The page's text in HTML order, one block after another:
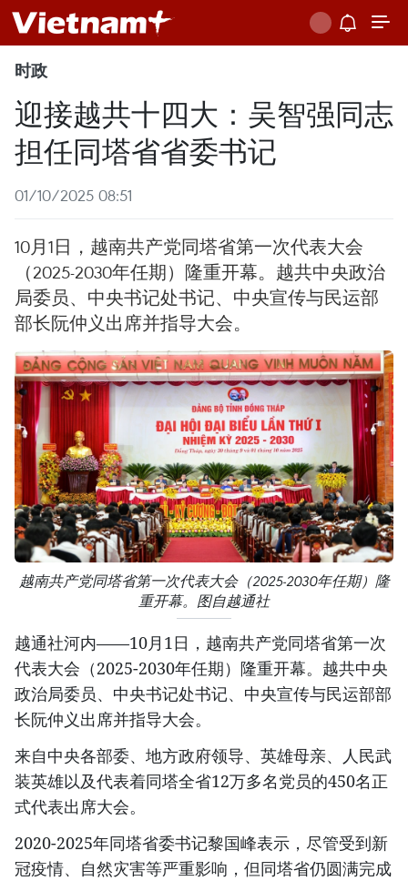
时政
迎接越共十四大：吴智强同志
担任同塔省省委书记
01/10/2025 08:51
10月1日，越南共产党同塔省第一次代表大会
（2025-2030年任期）隆重开幕。越共中央政治
局委员、中央书记处书记、中央宣传与民运部
部长阮仲义出席并指导大会。
越南共产党同塔省第一次代表大会（2025-2030年任期）隆
重开幕。图自越通社
越通社河内——10月1日，越南共产党同塔省第一次
代表大会（2025-2030年任期）隆重开幕。越共中央
政治局委员、中央书记处书记、中央宣传与民运部部
长阮仲义出席并指导大会。
来自中央各部委、地方政府领导、英雄母亲、人民武
装英雄以及代表着同塔全省12万多名党员的450名正
式代表出席大会。
2020-2025年同塔省委书记黎国峰表示，尽管受到新
冠疫情、自然灾害等严重影响，但同塔省仍圆满完成